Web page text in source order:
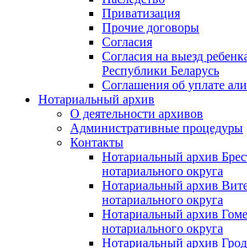
Приватизация
Прочие договоры
Согласия
Согласия на выезд
Республики Беларусь
Соглашения об уплате
Нотариальный архив
О деятельности архивов
Административные процедуры
Контакты
Нотариальный архив
нотариального округа
Нотариальный архив
нотариального округа
Нотариальный архив
нотариального округа
Нотариальный архив